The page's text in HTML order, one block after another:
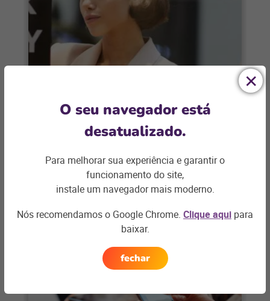
Como se preparar para a Black
A Black Friday é uma invenção
estadunidense, mas, há alguns anos, foi
sendo bastante aguardada
O seu navegador está
desatualizado.
Para melhorar sua experiência e garantir o
funcionamento do site,
instale um navegador mais moderno.
Nós recomendamos o Google Chrome. Clique aqui para
baixar.
fechar